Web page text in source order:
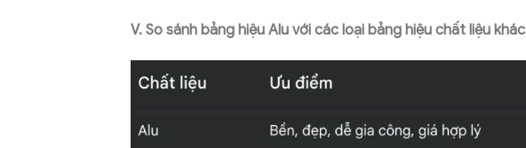
V. So sánh bảng hiệu Alu với các loại bảng hiệu chất liệu khác